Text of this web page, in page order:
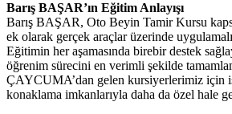
Barış BAŞAR’ın Eğitim Anlayışı
Barış BAŞAR, Oto Beyin Tamir Kursu
ek olarak gerçek araçlar üzerinde
Eğitimin her aşamasında birebir destek
öğrenim sürecini en verimli şekilde
ÇAYCUMA’dan gelen kursiyerlerimiz için
konaklama imkanlarıyla daha da özel hale